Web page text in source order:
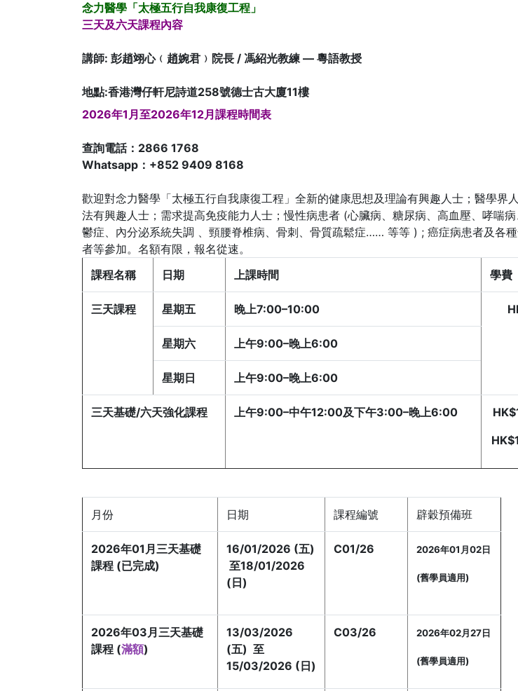
念力醫學「太極五行自我康復工程」
三天及六天課程內容
講師: 彭趙翊心﹙趙婉君﹚院長 / 馮紹光教練 — 粵語教授
地點:香港灣仔軒尼詩道258號德士古大廈11樓
2026年1月至2026年12月課程時間表
查詢電話：2866 1768
Whatsapp：+852 9409 8168
歡迎對念力醫學「太極五行自我康復工程」全新的健康思想及理論有興趣人士；醫學界
法有興趣人士；需求提高免疫能力人士；慢性病患者 (心臟病、糖尿病、高血壓、哮喘
鬱症、內分泌系統失調 、頸腰脊椎病、骨刺、骨質疏鬆症…… 等等 ) ; 癌症病患者及各
者等參加。名額有限，報名從速。
課程名稱
日期 上課時間 學費
三天課程 星期五 晚上7:00–10:00
星期六 上午9:00–晚上6:00
星期日 上午9:00–晚上6:00
三天基礎/六天強化課程 上午9:00–中午12:00及下午3:00–晚上6:00
月份 日期 課程編號 辟穀預備班
2026年01月 三天基礎
課程 (已完成)
16/01/2026 (五)
至18/01/2026
(日)
C01/26 2026年01月02日
(舊學員適用)
2026年03月三天基礎
課程 (滿額)
13/03/2026
(五) 至
15/03/2026 (日)
C03/26 2026年02月27日
(舊學員適用)